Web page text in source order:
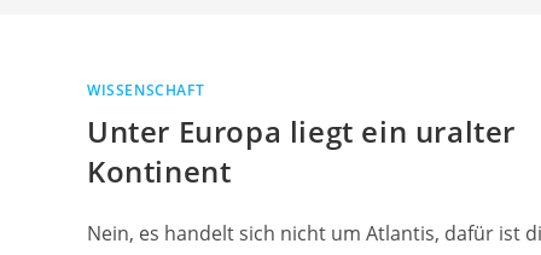
WISSENSCHAFT
Unter Europa liegt ein uralter
Kontinent
Nein, es handelt sich nicht um Atlantis, dafür ist